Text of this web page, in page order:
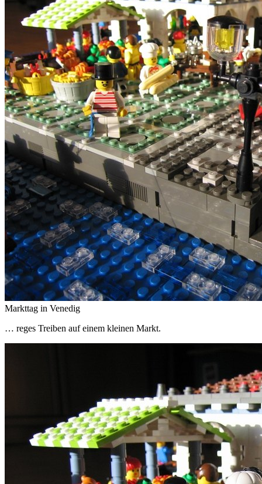
Markttag in Venedig
… reges Treiben auf einem kleinen Markt.